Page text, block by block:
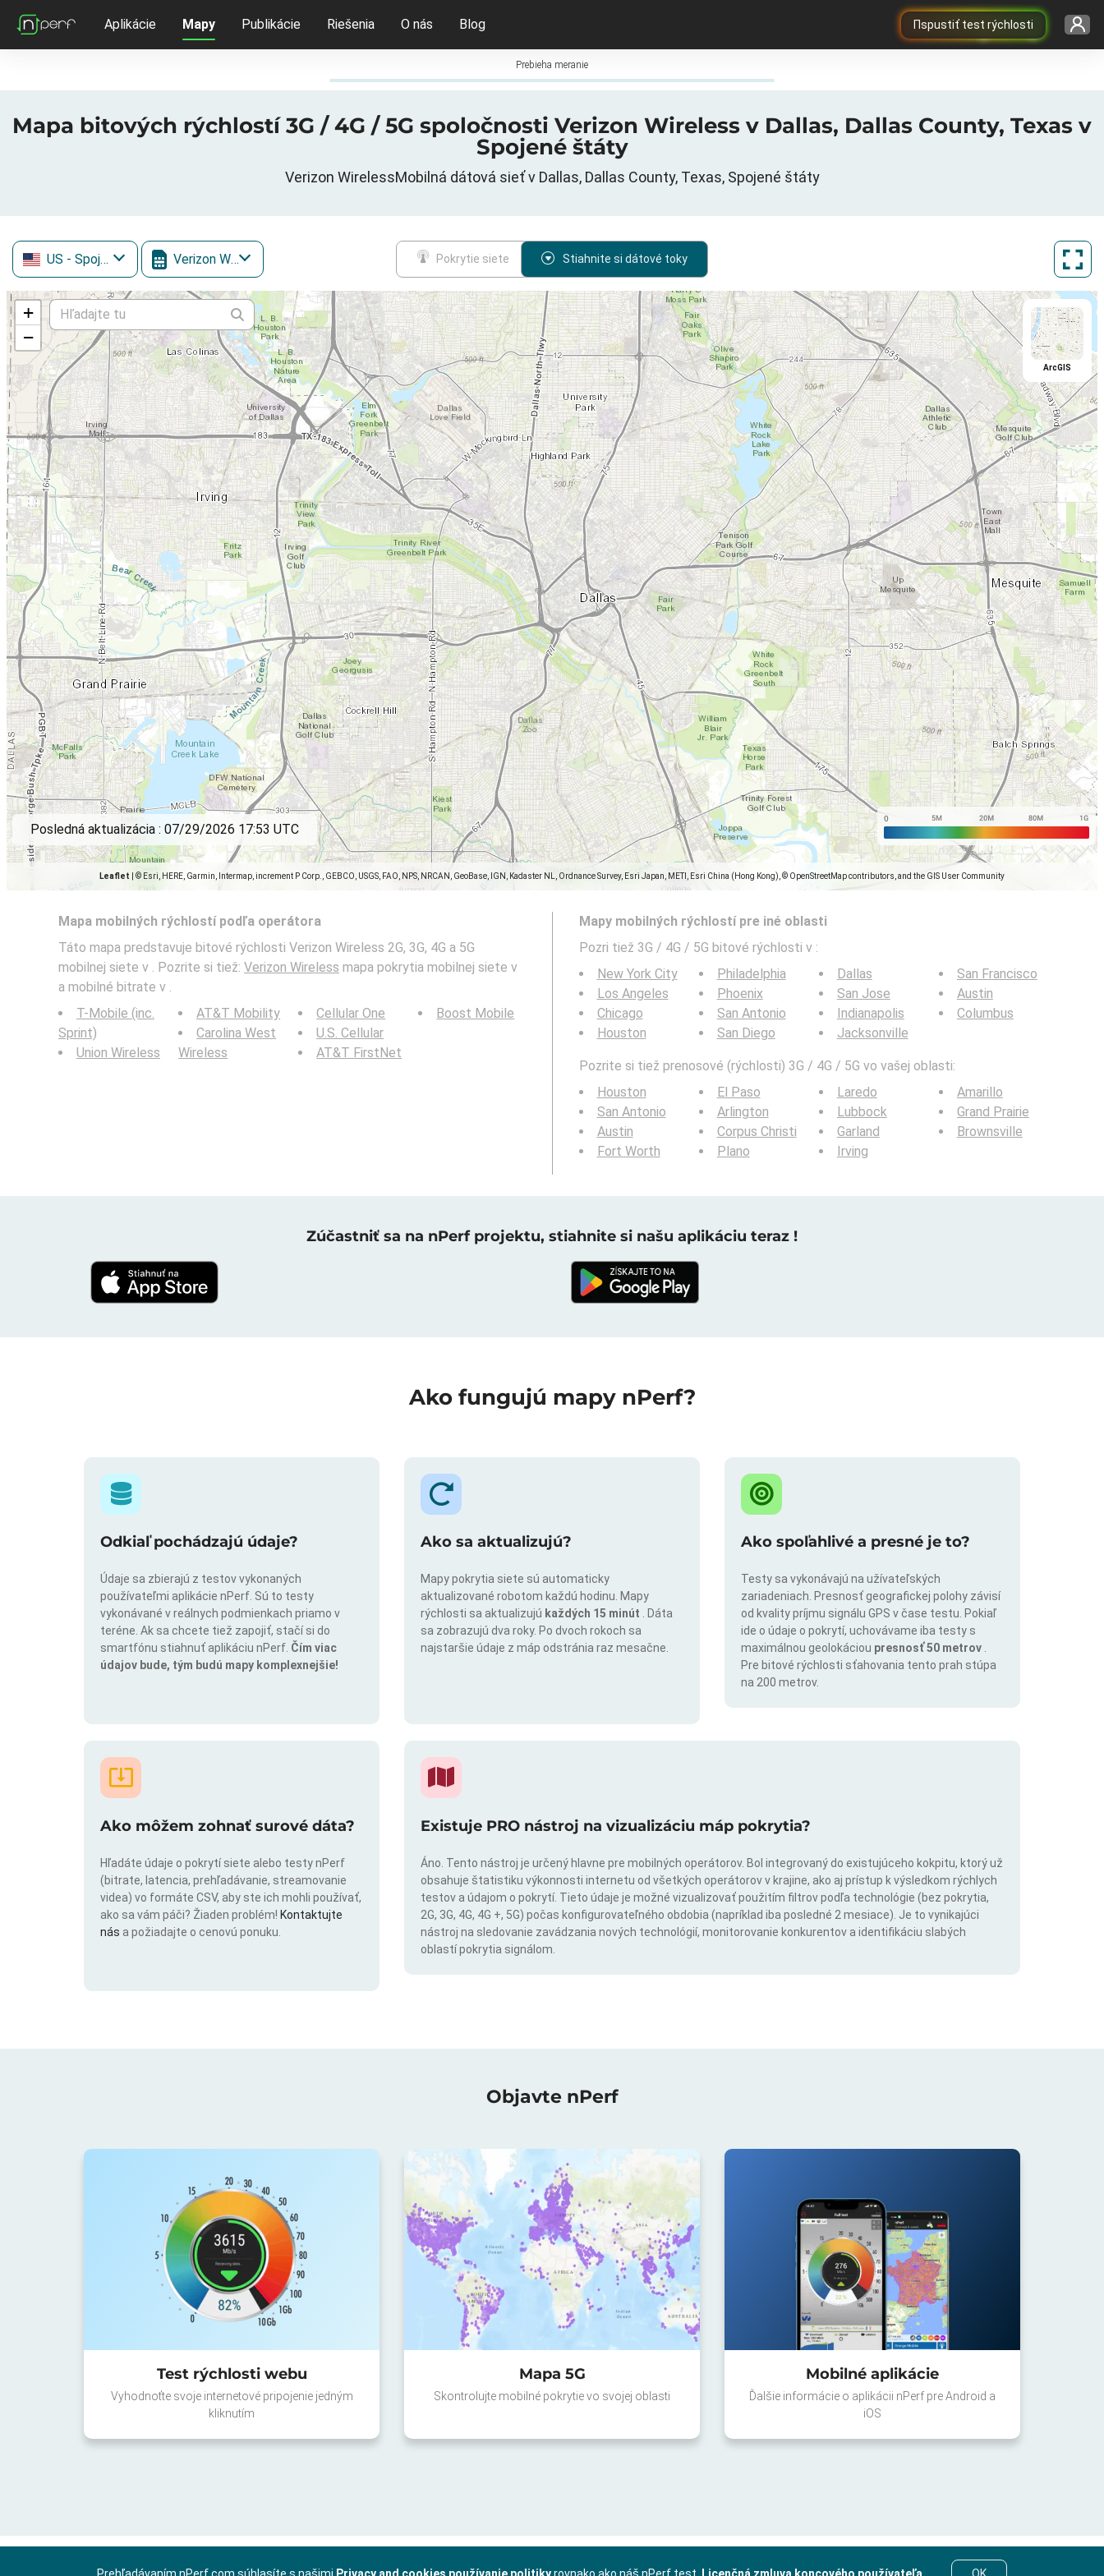
Пspustiť test rýchlosti
Aplikácie Mapy Publikácie Riešenia O nás Blog
Prebieha meranie
Mapa bitových rýchlostí 3G / 4G / 5G spoločnosti Verizon Wireless v Dallas, Dallas County, Texas v
Spojené štáty
Verizon WirelessMobilná dátová sieť v Dallas, Dallas County, Texas, Spojené štáty
US - Spojené štáty Verizon Wireless Pokrytie siete Stiahnite si dátové toky
+
−
Leaflet © Esri, HERE, Garmin, Intermap, increment P Corp., GEBCO, USGS, FAO, NPS, NRCAN, GeoBase, IGN, Kadaster NL, Ordnance Survey, Esri Japan, METI, Esri China (Hong Kong), © OpenStreetMap contributors, and the GIS User Community
ArcGIS
Posledná aktualizácia : 07/29/2026 17:53 UTC
Mapa mobilných rýchlostí podľa operátora
Táto mapa predstavuje bitové rýchlosti Verizon Wireless 2G, 3G, 4G a 5G
mobilnej siete v . Pozrite si tiež: Verizon Wireless mapa pokrytia mobilnej siete v
a mobilné bitrate v .
T-Mobile (inc.
Sprint)
Union Wireless
AT&T Mobility
Carolina West
Wireless
Cellular One
U.S. Cellular
AT&T FirstNet
Boost Mobile
Mapy mobilných rýchlostí pre iné oblasti
Pozri tiež 3G / 4G / 5G bitové rýchlosti v :
New York City
Los Angeles
Chicago
Houston
Philadelphia
Phoenix
San Antonio
San Diego
Dallas
San Jose
Indianapolis
Jacksonville
San Francisco
Austin
Columbus
Pozrite si tiež prenosové (rýchlosti) 3G / 4G / 5G vo vašej oblasti:
Houston
San Antonio
Austin
Fort Worth
El Paso
Arlington
Corpus Christi
Plano
Laredo
Lubbock
Garland
Irving
Amarillo
Grand Prairie
Brownsville
Zúčastniť sa na nPerf projektu, stiahnite si našu aplikáciu teraz !
Ako fungujú mapy nPerf?
Odkiaľ pochádzajú údaje?
Údaje sa zbierajú z testov vykonaných
používateľmi aplikácie nPerf. Sú to testy
vykonávané v reálnych podmienkach priamo v
teréne. Ak sa chcete tiež zapojiť, stačí si do
smartfónu stiahnuť aplikáciu nPerf. Čím viac
údajov bude, tým budú mapy komplexnejšie!
Ako sa aktualizujú?
Mapy pokrytia siete sú automaticky
aktualizované robotom každú hodinu. Mapy
rýchlosti sa aktualizujú každých 15 minút
. Dáta
sa zobrazujú dva roky. Po dvoch rokoch sa
najstaršie údaje z máp odstránia raz mesačne.
Ako spoľahlivé a presné je to?
Testy sa vykonávajú na užívateľských
zariadeniach. Presnosť geografickej polohy závisí
od kvality príjmu signálu GPS v čase testu. Pokiaľ
ide o údaje o pokrytí, uchovávame iba testy s
maximálnou geolokáciou presnosť 50 metrov
Pre bitové rýchlosti sťahovania tento prah stúpa
na 200 metrov.
Ako môžem zohnať surové dáta?
Hľadáte údaje o pokrytí siete alebo testy nPerf
(bitrate, latencia, prehľadávanie, streamovanie
videa) vo formáte CSV, aby ste ich mohli používať,
ako sa vám páči? Žiaden problém! Kontaktujte
nás a požiadajte o cenovú ponuku.
Existuje PRO nástroj na vizualizáciu máp pokrytia?
Áno. Tento nástroj je určený hlavne pre mobilných operátorov. Bol integrovaný do existujúceho kokpitu, ktorý už
obsahuje štatistiku výkonnosti internetu od všetkých operátorov v krajine, ako aj prístup k výsledkom rýchlych
testov a údajom o pokrytí. Tieto údaje je možné vizualizovať použitím filtrov podľa technológie (bez pokrytia,
2G, 3G, 4G, 4G +, 5G) počas konfigurovateľného obdobia (napríklad iba posledné 2 mesiace). Je to vynikajúci
nástroj na sledovanie zavádzania nových technológií, monitorovanie konkurentov a identifikáciu slabých
oblastí pokrytia signálom.
Objavte nPerf
Test rýchlosti webu
Vyhodnoťte svoje internetové pripojenie jedným
kliknutím
Mapa 5G
Skontrolujte mobilné pokrytie vo svojej oblasti
Mobilné aplikácie
Ďalšie informácie o aplikácii nPerf pre Android a
iOS